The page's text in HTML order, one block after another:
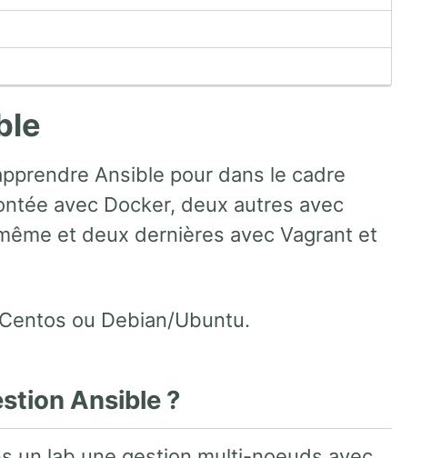
Ansible pour dans le cadre
avec Docker, deux autres avec
et deux dernières avec Vagrant et
ou Debian/Ubuntu.
Ansible ?